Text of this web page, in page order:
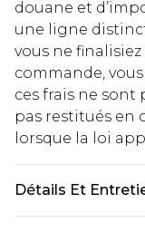
douane et
une ligne
vous ne
commande,
ces frais ne sont
pas restitués en
lorsque la loi
Détails Et